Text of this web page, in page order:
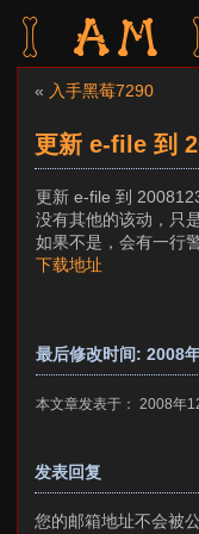
I am
« 入手黑莓7290
更新 e-file 到
更新 e-file 到
没有其他的该动，只
如果不是，会有一行
下载地址
最后修改时间: 2008
本文章发表于： 2008年
发表回复
您的邮箱地址不会被公